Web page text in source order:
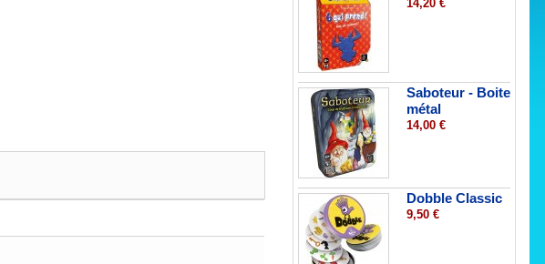
14,20 €
Saboteur - Boite
métal
14,00 €
Dobble Classic
9,50 €